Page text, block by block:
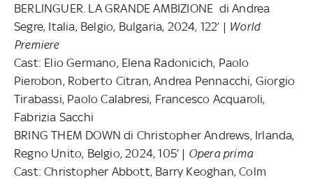
BERLINGUER. LA GRANDE AMBIZIONE di Andrea
Segre, Italia, Belgio, Bulgaria, 2024, 122’ | World
Premiere
Cast: Elio Germano, Elena Radonicich, Paolo
Pierobon, Roberto Citran, Andrea Pennacchi, Giorgio
Tirabassi, Paolo Calabresi, Francesco Acquaroli,
Fabrizia Sacchi
BRING THEM DOWN di Christopher Andrews, Irlanda,
Regno Unito, Belgio, 2024, 105’ | Opera prima
Cast: Christopher Abbott, Barry Keoghan, Colm